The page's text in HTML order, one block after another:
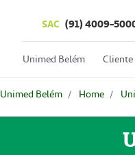
SAC (91) 4009-
Unimed Belém Cliente
Unimed Belém Home